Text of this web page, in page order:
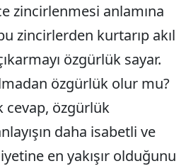
zincirlenmesi anlamına
zincirlerden kurtarıp akıl
özgürlük sayar.
özgürlük olur mu?
cevap, özgürlük
daha isabetli ve
en yakışır olduğunu